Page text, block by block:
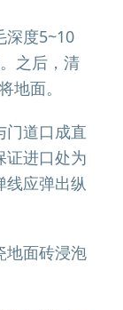
深度5~10
之后，清
地面。
门道口成直
证进口处为
线应弹出纵
地面砖浸泡